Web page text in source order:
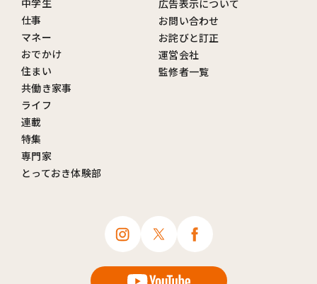
中学生
仕事
マネー
おでかけ
住まい
共働き家事
ライフ
連載
特集
専門家
とっておき体験部
広告表示について
お問い合わせ
お詫びと訂正
運営会社
監修者一覧